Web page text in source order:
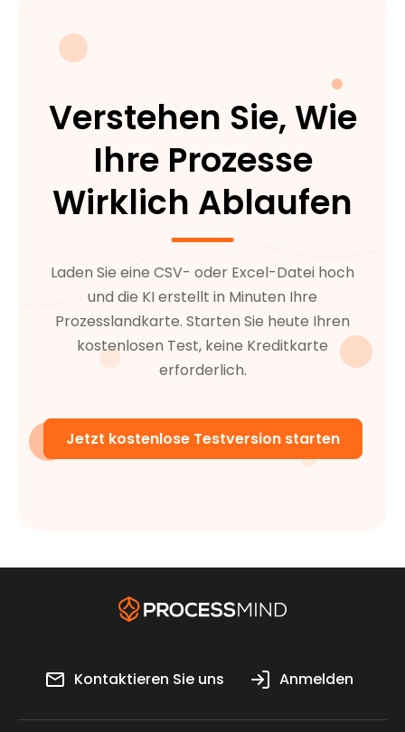
Verstehen Sie, Wie
Ihre Prozesse
Wirklich Ablaufen
Laden Sie eine CSV- oder Excel-Datei hoch
und die KI erstellt in Minuten Ihre
Prozesslandkarte. Starten Sie heute Ihren
kostenlosen Test, keine Kreditkarte
erforderlich.
Jetzt kostenlose Testversion starten
Kontaktieren Sie uns Anmelden